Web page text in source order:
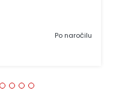
Po naročilu